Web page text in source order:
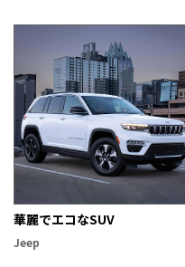
華麗でエコなSUV
Jeep